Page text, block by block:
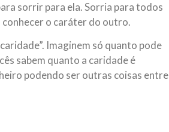
sorrir para ela. Sorria para todos
o caráter do outro.
Imaginem só quanto pode
sabem quanto a caridade é
podendo ser outras coisas entre